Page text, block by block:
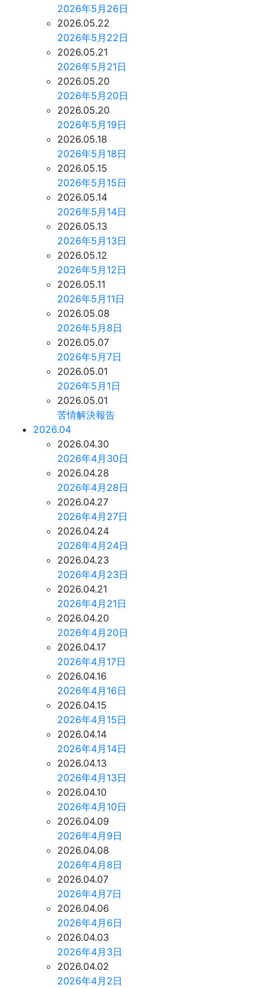
2026年5月26日
2026.05.22
2026年5月22日
2026.05.21
2026年5月21日
2026.05.20
2026年5月20日
2026.05.20
2026年5月19日
2026.05.18
2026年5月18日
2026.05.15
2026年5月15日
2026.05.14
2026年5月14日
2026.05.13
2026年5月13日
2026.05.12
2026年5月12日
2026.05.11
2026年5月11日
2026.05.08
2026年5月8日
2026.05.07
2026年5月7日
2026.05.01
2026年5月1日
2026.05.01
苦情解決報告
2026.04
2026.04.30
2026年4月30日
2026.04.28
2026年4月28日
2026.04.27
2026年4月27日
2026.04.24
2026年4月24日
2026.04.23
2026年4月23日
2026.04.21
2026年4月21日
2026.04.20
2026年4月20日
2026.04.17
2026年4月17日
2026.04.16
2026年4月16日
2026.04.15
2026年4月15日
2026.04.14
2026年4月14日
2026.04.13
2026年4月13日
2026.04.10
2026年4月10日
2026.04.09
2026年4月9日
2026.04.08
2026年4月8日
2026.04.07
2026年4月7日
2026.04.06
2026年4月6日
2026.04.03
2026年4月3日
2026.04.02
2026年4月2日